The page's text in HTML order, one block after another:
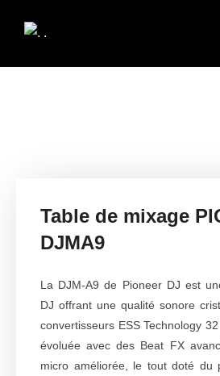
Table de mixage
DJMA9
La DJM-A9 de Pioneer DJ est
DJ offrant une qualité sonore
convertisseurs ESS Technology
évoluée avec des Beat FX
micro améliorée, le tout doté du